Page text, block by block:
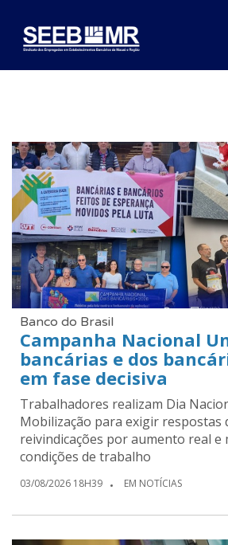
Banco do Brasil
Campanha Nacional
bancárias e dos
em fase decisiva
Trabalhadores realizam Dia
Mobilização para exigir respostas
reivindicações por aumento real e
condições de trabalho
03/08/2026 18H39 EM NOTÍCIAS